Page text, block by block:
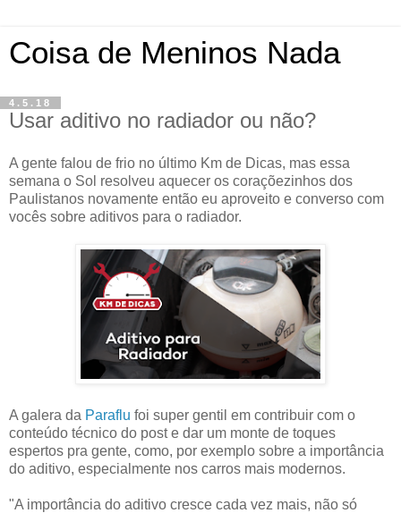
Coisa de Meninos Nada
4.5.18
Usar aditivo no radiador ou não?
A gente falou de frio no último Km de Dicas, mas essa
semana o Sol resolveu aquecer os coraçõezinhos dos
Paulistanos novamente então eu aproveito e converso com
vocês sobre aditivos para o radiador.
A galera da Paraflu foi super gentil em contribuir com o
conteúdo técnico do post e dar um monte de toques
espertos pra gente, como, por exemplo sobre a importância
do aditivo, especialmente nos carros mais modernos.
"A importância do aditivo cresce cada vez mais, não só